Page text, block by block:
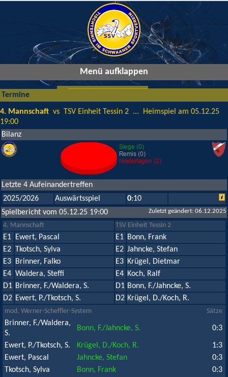
Menü aufklappen
Termine
4. Mannschaft vs TSV Einheit Tessin 2 ... Heimspiel am 05.12.25
19:00
Bilanz
Letzte 4 Aufeinandertreffen
2025/2026
Auswärtsspiel 0:10
Spielbericht vom 05.12.25 19:00
Zuletzt geändert: 06.12.2025
4. Mannschaft TSV Einheit Tessin 2
E1 Ewert, Pascal E1 Bonn, Frank
E2 Tkotsch, Sylva E2 Jahncke, Stefan
E3
Brinner, Falko E3 Krügel, Dietmar
E4 Waldera, Steffi E4 Koch, Ralf
D1 Brinner, F./Waldera, S. D1 Bonn, F./Jahncke, S.
D2 Ewert, P./Tkotsch, S. D2 Krügel, D./Koch, R.
mod. Werner-Scheffler-System Sätze
Brinner, F./Waldera,
S.
Bonn, F./Jahncke, S. 0:3
Ewert, P./Tkotsch, S. Krügel, D./Koch, R.
1:3
Ewert, Pascal
Jahncke, Stefan
0:3
Tkotsch, Sylva
Bonn, Frank
0:3